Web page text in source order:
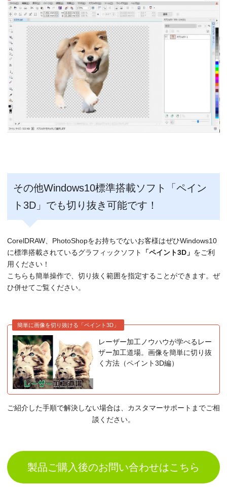
その他Windows10標準搭載ソフト「ペイン
ト3D」でも切り抜き可能です！
CorelDRAW、PhotoShopをお持ちでないお客様はぜひWindows10
に標準搭載されているグラフィックソフト
「ペイント3D」 をご利
用ください！
こちらも簡単操作で、切り抜く範囲を指定することができます。ぜ
ひ併せてご覧ください。
簡単に画像を切り抜ける「ペイント3D」
レーザー加工ノウハウが学べるレー
ザー加工道場。画像を簡単に切り抜
く方法（ペイント3D編）
ご紹介した手順で解決しない場合は、カスタマーサポートまでご相
談ください。
製品ご購入後のお問い合わせはこちら